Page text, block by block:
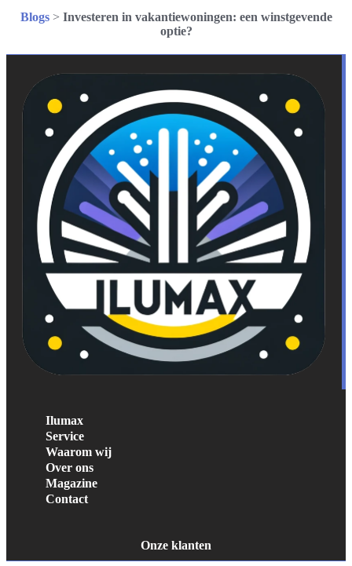
Blogs> Investeren in vakantiewoningen: een winstgevende
optie?
Ilumax
Service
Waarom wij
Over ons
Magazine
Contact
Onze klanten